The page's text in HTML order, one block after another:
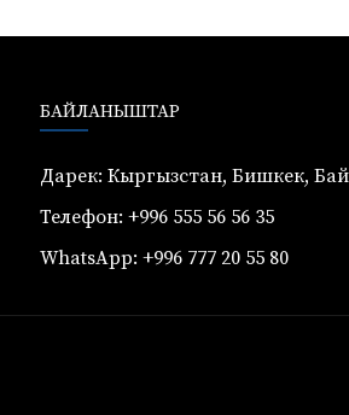
БАЙЛАНЫШТАР
Дарек: Кыргызстан, Бишкек,
Телефон: +996 555 56 56 35
WhatsApp: +996 777 20 55 80